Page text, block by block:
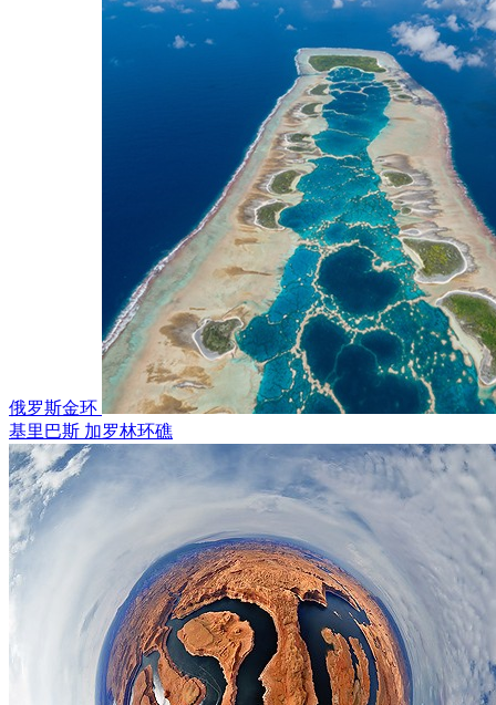
俄罗斯金环
基里巴斯 加罗林环礁